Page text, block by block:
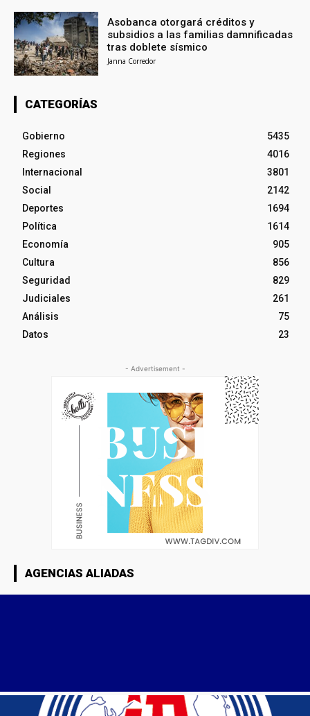
Asobanca otorgará créditos y
subsidios a las familias damnificadas
tras doblete sísmico
Janna Corredor
CATEGORÍAS
Gobierno
5435
Regiones
4016
Internacional
3801
Social
2142
Deportes
1694
Política
1614
Economía
905
Cultura
856
Seguridad
829
Judiciales
261
Análisis
75
Datos
23
- Advertisement -
AGENCIAS ALIADAS